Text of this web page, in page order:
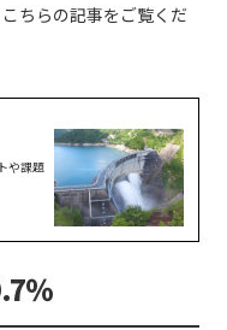
ちらの記事をご覧くだ
や課題
％